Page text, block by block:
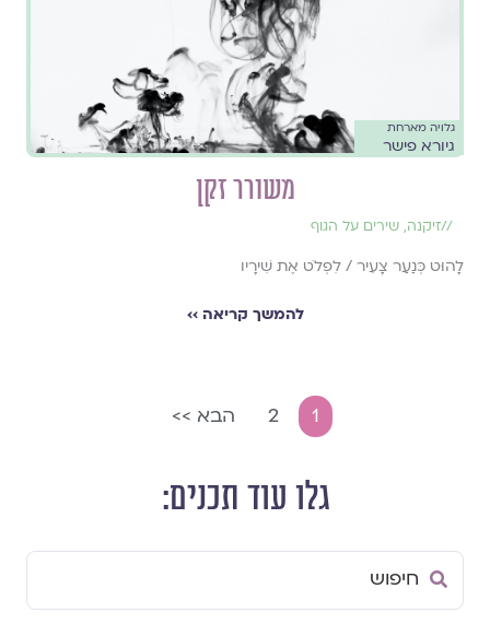
גלויה מארחת
גיורא פישר
משורר זקן
//זיקנה, שירים על הגוף
לָהוּט כְּנַעַר צָעִיר / לִפְלֹט אֶת שִׁירָיו
להמשך קריאה ››
1
2 הבא >>
גלו עוד תכנים:
Search